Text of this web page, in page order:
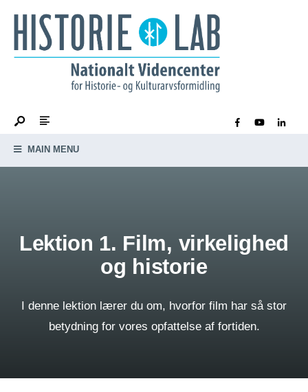
MAIN MENU
Lektion 1. Film, virkelighed
og historie
I denne lektion lærer du om, hvorfor film har så stor
betydning for vores opfattelse af fortiden.